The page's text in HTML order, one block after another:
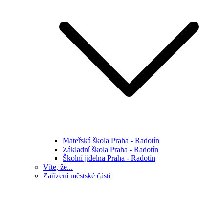
Mateřská škola Praha - Radotín
Základní škola Praha - Radotín
Školní jídelna Praha - Radotín
Víte, že...
Zařízení městské části